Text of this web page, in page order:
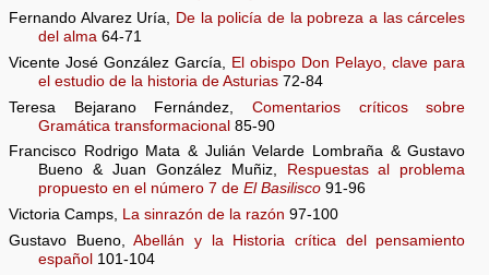
Fernando Alvarez Uría, De la policía de la pobreza a las cárceles
del alma 64-71
Vicente José González García,
El obispo Don Pelayo, clave para
el estudio de la historia de Asturias 72-84
Teresa Bejarano Fernández,Comentarios críticos sobre
Gramática transformacional 85-90
Francisco Rodrigo Mata & Julián Velarde Lombraña & Gustavo
Bueno & Juan González Muñiz,
Respuestas al problema
propuesto en el número 7 deEl Basilisco 91-96
Victoria Camps, La sinrazón de la razón 97-100
Gustavo Bueno,Abellán y la Historia crítica del pensamiento
español 101-104